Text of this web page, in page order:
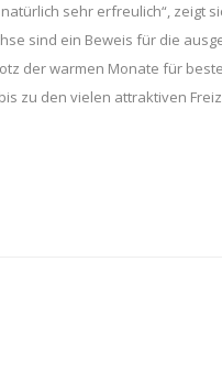
sehr erfreulich“, zeigt
sind ein Beweis für die
der warmen Monate für
zu den vielen attraktiven